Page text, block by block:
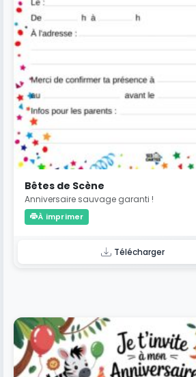
Bêtes de Scène
Anniversaire sauvage garanti !
À imprimer
Télécharger